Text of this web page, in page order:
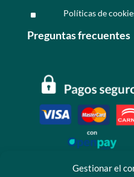
Gestionar el
^ Políticas de
Preguntas frecuentes